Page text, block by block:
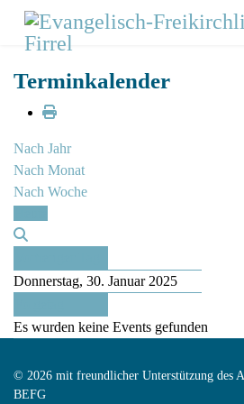
Terminkalender
Nach Jahr
Nach Monat
Nach Woche
Donnerstag, 30. Januar 2025
Es wurden keine Events gefunden
© 2026 mit freundlicher Unterstützung des
BEFG